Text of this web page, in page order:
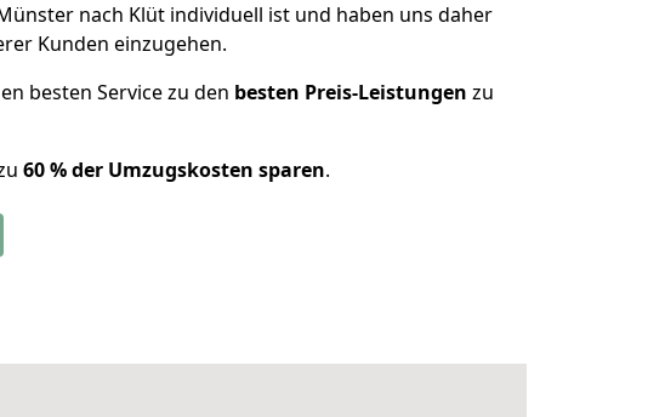
nach Klüt individuell ist und haben uns daher
Kunden einzugehen.
besten Service zu den besten Preis-Leistungen zu
60 % der Umzugskosten sparen.